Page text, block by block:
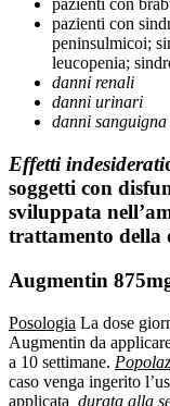
pazienti con
pazienti con
peninsulmicoi;
leucopenia;
danni renali
danni urinari
danni
Effetti indesiderati
soggetti con
sviluppata
trattamento della
Augmentin
Posologia La dose
Augmentin da
a 10 settimane.
caso venga ingerito
applicata durata alla